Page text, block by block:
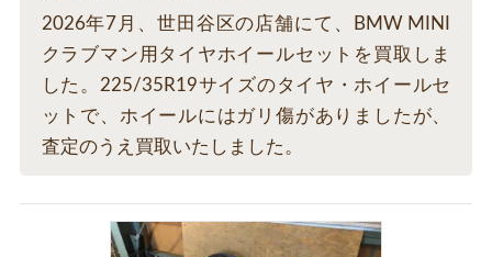
2026年7月、世田谷区の店舗にて、BMW MINI
クラブマン用タイヤホイールセットを買取しま
した。225/35R19サイズのタイヤ・ホイールセ
ットで、ホイールにはガリ傷がありましたが、
査定のうえ買取いたしました。